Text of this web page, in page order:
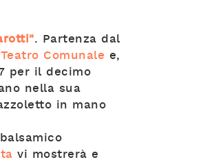
. Partenza dal
Comunale e,
per il decimo
nella sua
in mano
vi mostrerà e